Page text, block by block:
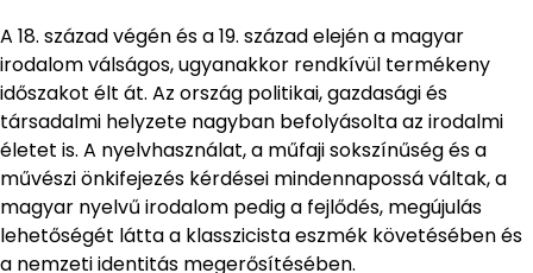
A 18. század végén és a 19. század elején a magyar
irodalom válságos, ugyanakkor rendkívül termékeny
időszakot élt át. Az ország politikai, gazdasági és
társadalmi helyzete nagyban befolyásolta az irodalmi
életet is. A nyelvhasználat, a műfaji sokszínűség és a
művészi önkifejezés kérdései mindennapossá váltak, a
magyar nyelvű irodalom pedig a fejlődés, megújulás
lehetőségét látta a klasszicista eszmék követésében és
a nemzeti identitás megerősítésében.